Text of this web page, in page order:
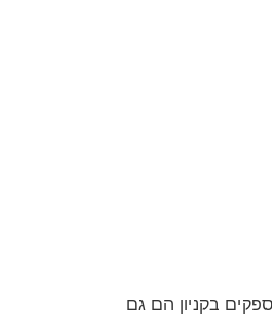
בהנחה – למכירה 1800 ש"ח (לפנות לדוד אברמוב – טלפון 0506368622) – כל הספקים בקניון הם גם